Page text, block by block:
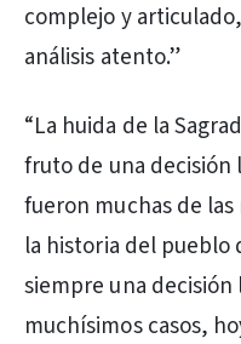
complejo y
análisis atento.”
“La huida de la
fruto de una
fueron muchas de
la historia del pueblo
siempre una
muchísimos casos,